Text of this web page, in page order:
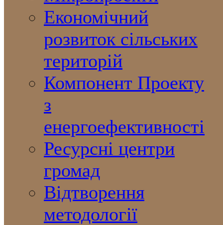
Економічний
розвиток сільських
територій
Компонент Проекту
з
енергоефективності
Ресурсні центри
громад
Відтворення
методології